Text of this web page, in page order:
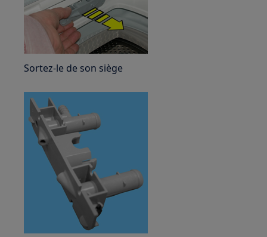
Sortez-le de son siège